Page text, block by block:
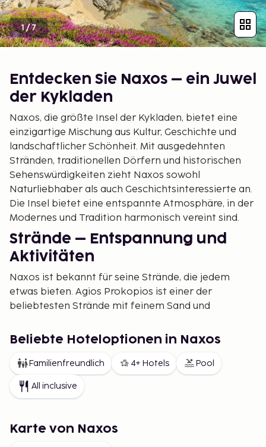
1/7
Entdecken Sie Naxos – ein Juwel
der Kykladen
Naxos, die größte Insel der Kykladen, bietet eine
einzigartige Mischung aus Kultur, Geschichte und
landschaftlicher Schönheit. Mit ausgedehnten
Stränden, traditionellen Dörfern und historischen
Sehenswürdigkeiten zieht Naxos sowohl
Naturliebhaber als auch Geschichtsinteressierte an.
Die Insel bietet eine entspannte Atmosphäre, in der
Modernes und Tradition harmonisch vereint sind.
Strände – Entspannung und
Aktivitäten
Naxos ist bekannt für seine Strände, die jedem
etwas bieten. Agios Prokopios ist einer der
beliebtesten Strände mit feinem Sand und
Schnorcheln. Plaka Beach, mit seinem weichen Sand
und der langen Küstenlinie, ist perfekt für einen
ruhigen Tag am Meer. Für Abenteurer gibt es
Strände wie Mikri Vigla, bekannt für hervorragende
Bedingungen zum Kitesurfen und Windsurfen.
und kulturelle Schätze
Beliebte Hoteloptionen in Naxos
Familienfreundlich 4+ Hotels Pool
All inclusive
Karte von Naxos